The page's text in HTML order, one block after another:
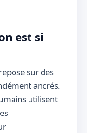
est si
sur des
ancrés.
utilisent